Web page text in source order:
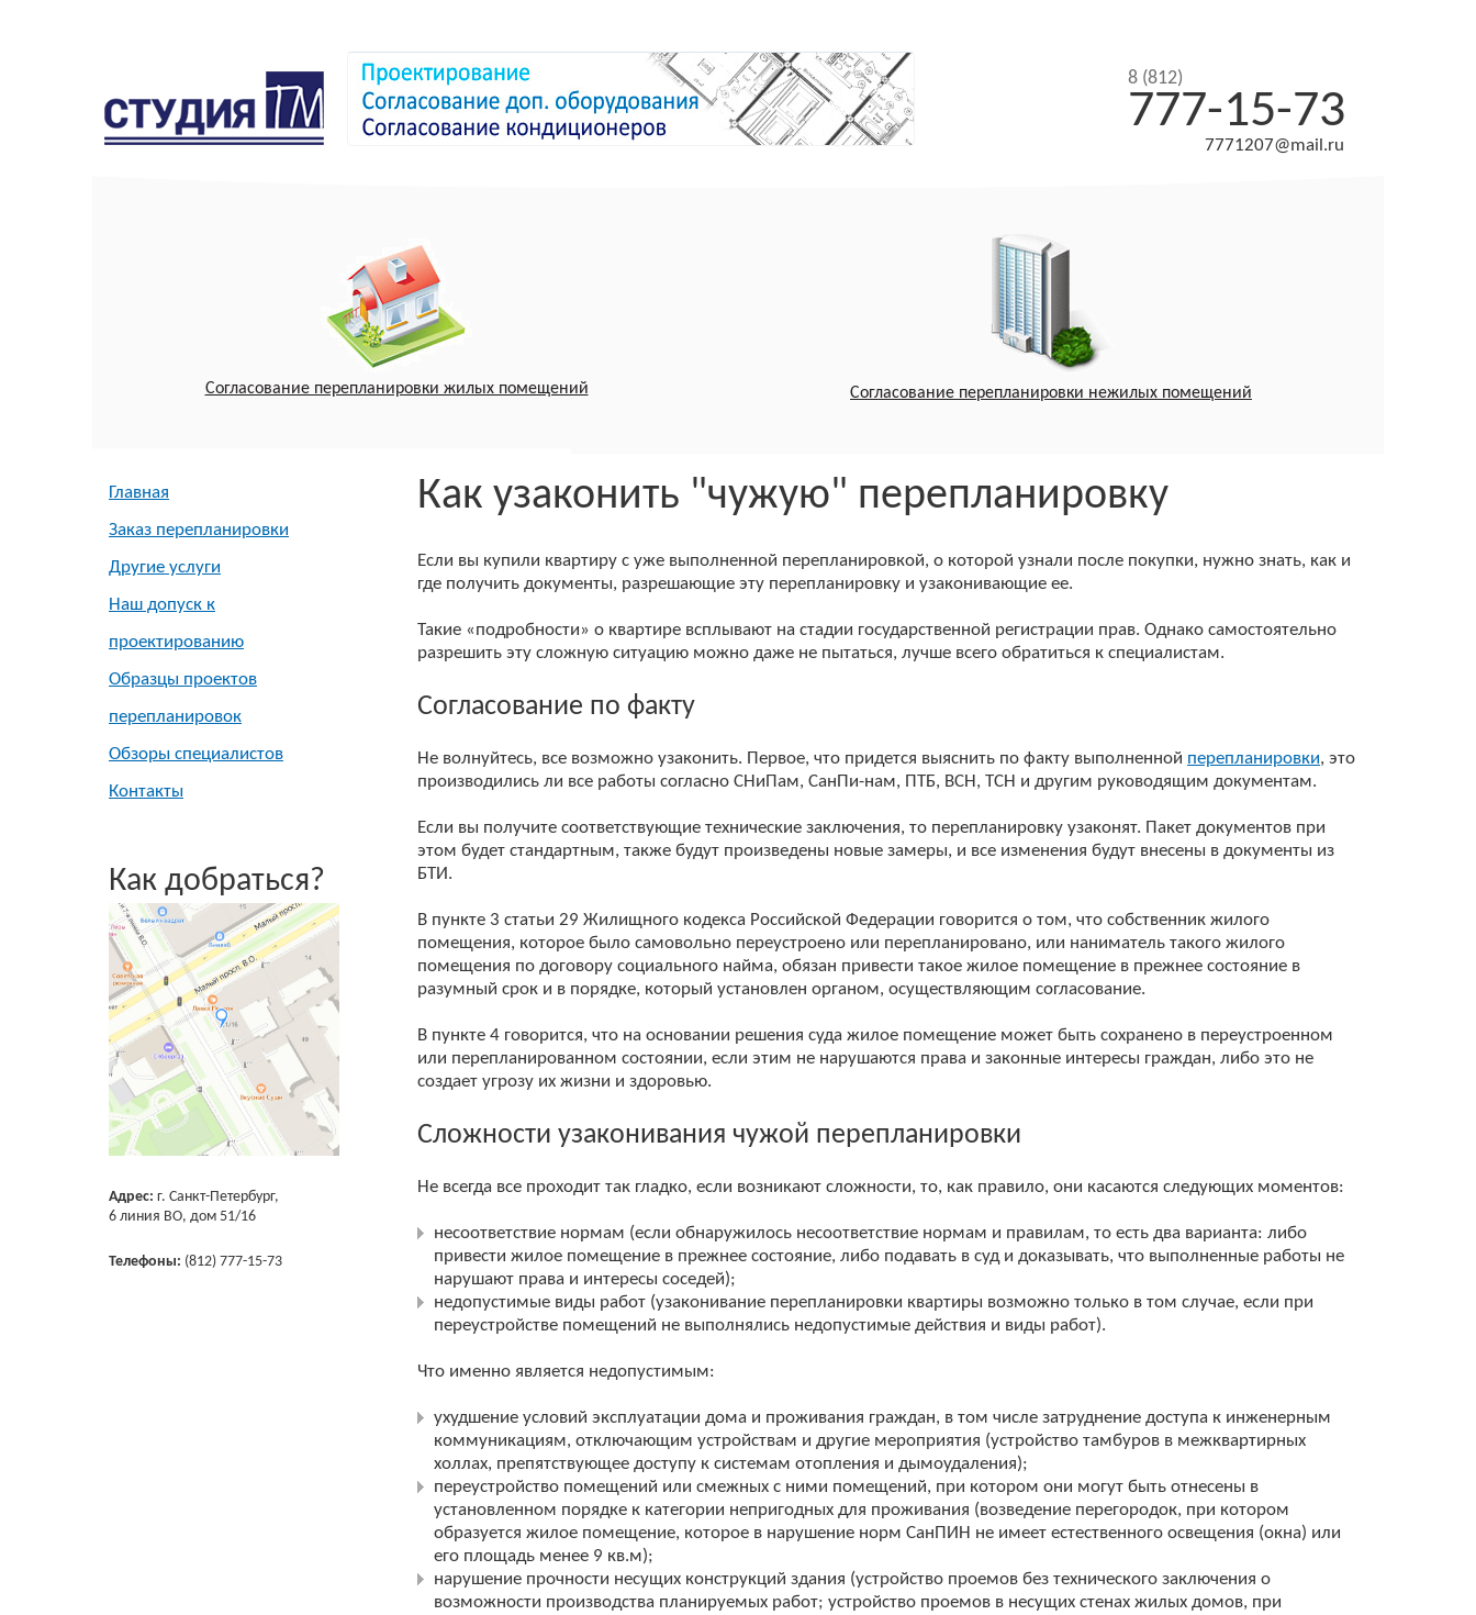
8 (812)
777-15-73
7771207@mail.ru
Согласование перепланировки жилых помещений Согласование перепланировки нежилых помещений
Главная
Заказ перепланировки
Другие услуги
Наш допуск к
проектированию
Образцы проектов
перепланировок
Обзоры специалистов
Контакты
Как добраться?
Адрес: г. Санкт-Петербург,
6 линия ВО, дом 51/16
Телефоны: (812) 777-15-73
Как узаконить "чужую" перепланировку
Если вы купили квартиру с уже выполненной перепланировкой, о которой узнали после покупки, нужно знать, как и
где получить документы, разрешающие эту перепланировку и узаконивающие ее.
Такие «подробности» о квартире всплывают на стадии государственной регистрации прав. Однако самостоятельно
разрешить эту сложную ситуацию можно даже не пытаться, лучше всего обратиться к специалистам.
Согласование по факту
Не волнуйтесь, все возможно узаконить. Первое, что придется выяснить по факту выполненной перепланировки, это
производились ли все работы согласно СНиПам, СанПи-нам, ПТБ, ВСН, ТСН и другим руководящим документам.
Если вы получите соответствующие технические заключения, то перепланировку узаконят. Пакет документов при
этом будет стандартным, также будут произведены новые замеры, и все изменения будут внесены в документы из
БТИ.
В пункте 3 статьи 29 Жилищного кодекса Российской Федерации говорится о том, что собственник жилого
помещения, которое было самовольно переустроено или перепланировано, или наниматель такого жилого
помещения по договору социального найма, обязан привести такое жилое помещение в прежнее состояние в
разумный срок и в порядке, который установлен органом, осуществляющим согласование.
В пункте 4 говорится, что на основании решения суда жилое помещение может быть сохранено в переустроенном
или перепланированном состоянии, если этим не нарушаются права и законные интересы граждан, либо это не
создает угрозу их жизни и здоровью.
Сложности узаконивания чужой перепланировки
Не всегда все проходит так гладко, если возникают сложности, то, как правило, они касаются следующих моментов:
несоответствие нормам (если обнаружилось несоответствие нормам и правилам, то есть два варианта: либо
привести жилое помещение в прежнее состояние, либо подавать в суд и доказывать, что выполненные работы не
нарушают права и интересы соседей);
недопустимые виды работ (узаконивание перепланировки квартиры возможно только в том случае, если при
переустройстве помещений не выполнялись недопустимые действия и виды работ).
Что именно является недопустимым:
ухудшение условий эксплуатации дома и проживания граждан, в том числе затруднение доступа к инженерным
коммуникациям, отключающим устройствам и другие мероприятия (устройство тамбуров в межквартирных
холлах, препятствующее доступу к системам отопления и дымоудаления);
переустройство помещений или смежных с ними помещений, при котором они могут быть отнесены в
установленном порядке к категории непригодных для проживания (возведение перегородок, при котором
образуется жилое помещение, которое в нарушение норм СанПИН не имеет естественного освещения (окна) или
его площадь менее 9 кв.м);
нарушение прочности несущих конструкций здания (устройство проемов без технического заключения о
возможности производства планируемых работ; устройство проемов в несущих стенах жилых домов, при